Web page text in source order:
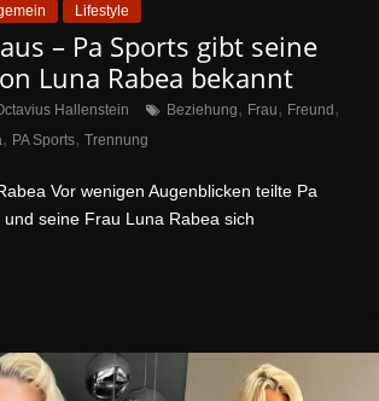
Lifestyle
– Pa Sports gibt seine
Luna Rabea bekannt
Hallenstein Beziehung, Frau, Freund,
, PA Sports, Trennung
Vor wenigen Augenblicken teilte Pa
seine Frau Luna Rabea sich